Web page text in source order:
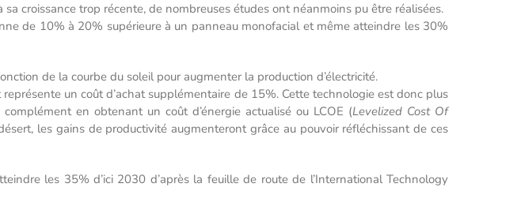
croissance trop récente, de nombreuses études ont néanmoins pu être réalisées.
de 10% à 20% supérieure à un panneau monofacial et même atteindre les 30%
de la courbe du soleil pour augmenter la production d’électricité.
un coût d’achat supplémentaire de 15%. Cette technologie est donc plus
en obtenant un coût d’énergie actualisé ou LCOE (Levelized Cost Of
les gains de productivité augmenteront grâce au pouvoir réfléchissant de ces
les 35% d’ici 2030 d’après la feuille de route de l’International Technology